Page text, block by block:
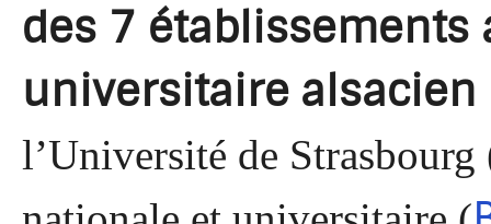
des 7 établissements
universitaire alsacien
l’Université de Strasbourg